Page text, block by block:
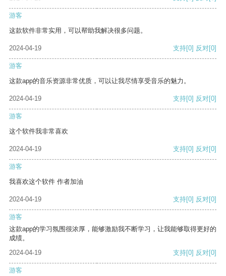
游客
这款软件非常实用，可以帮助我解决很多问题。
2024-04-19 支持[0] 反对[0]
游客
这款app的音乐资源非常优质，可以让我尽情享受音乐的魅力。
2024-04-19 支持[0] 反对[0]
游客
这个软件我非常喜欢
2024-04-19 支持[0] 反对[0]
游客
我喜欢这个软件 作者加油
2024-04-19 支持[0] 反对[0]
游客
这款app的学习氛围很浓厚，能够激励我不断学习，让我能够取得更好的
成绩。
2024-04-19
支持[0] 反对[0]
游客